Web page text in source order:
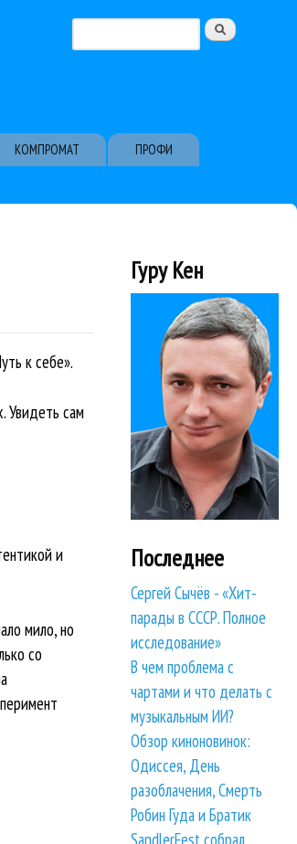
Форма поиска
КОМПРОМАТ
ПРОФИ
к себе».
Увидеть сам
и
мило, но
со
Гуру Кен
Последнее
Сергей Сычёв - «Хит-
парады в СССР. Полное
исследование»
В чем проблема с
чартами и что делать с
музыкальным ИИ?
Обзор киноновинок:
Одиссея, День
разоблачения, Смерть
Робин Гуда и Братик